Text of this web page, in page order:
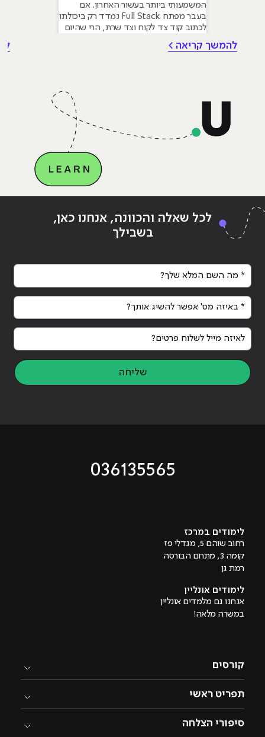
המשמעותי ביותר בעשור האחרון. אם
בעבר מפתח Full Stack נמדד רק ביכולתו
לכתוב קוד צד לקוח וצד שרת, הרי שהיום
המשתמשים בבינה מלאכותית כדי להאיץ
Continue reading
רוצים?"
להמשך קריאה >
לכל שאלה והכוונה, אנחנו כאן,
בשבילך
* מה השם המלא שלך?
* באיזה מס' אפשר להשיג אותך?
לאיזה מייל לשלוח פרטים?
שליחה
036135565
לימודים במרכז
רחוב שוהם 5, מגדלי פז
קומה 3, מתחם הבורסה
רמת גן
לימודים אונליין
אנחנו גם מלמדים אונליין
במשרה מלאה!
קורסים
תפריט ראשי
סיפורי הצלחה